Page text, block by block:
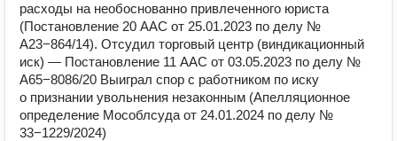
расходы на необоснованно привлеченного юриста
(Постановление 20 ААС от 25.01.2023 по делу №
А23−864/14). Отсудил торговый центр (виндикационный
иск) — Постановление 11 ААС от 03.05.2023 по делу №
А65−8086/20 Выиграл спор с работником по иску
о признании увольнения незаконным (Апелляционное
определение Мособлсуда от 24.01.2024 по делу №
33−1229/2024)